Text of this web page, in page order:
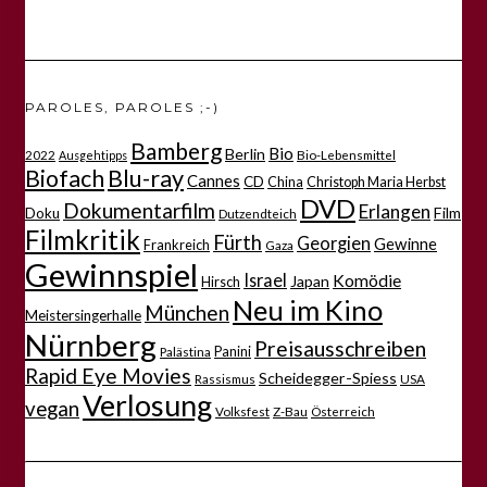
PAROLES, PAROLES ;-)
2022 Ausgehtipps BambergBerlin Bio Bio-Lebensmittel
Biofach Blu-rayCannes CD China Christoph Maria Herbst
Doku Dokumentarfilm Dutzendteich DVD Erlangen Film
Filmkritik Frankreich Fürth Gaza Georgien Gewinne
Gewinnspiel Hirsch Israel Japan Komödie
Meistersingerhalle München Neu im Kino
Nürnberg Palästina Panini Preisausschreiben
Rapid Eye Movies Rassismus Scheidegger-Spiess USA
veganVerlosung Volksfest Z-Bau Österreich